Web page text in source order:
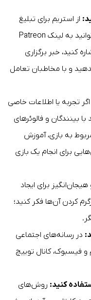
از استریم برای تبلیغ
برند استفاده کنید. برای این کار می‌توانید به لینک Patreon
کنید، خبر برگزاری
و با مخاطبان تعامل
اگر تجربه یا اطلاعات خاصی
بینندگان و فالوئر‌های
به بازی، آموزش
برای انجام یک بازی
برای ایجاد
کردن آن‌ها فکر کنید؛
در رسانه‌های اجتماعی
و فیسبوک، کانال توییچ
کنید: روش‌های